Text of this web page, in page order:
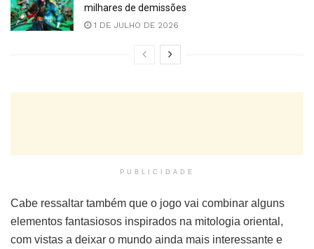
milhares de demissões
1 DE JULHO DE 2026
PUBLICIDADE
Cabe ressaltar também que o jogo vai combinar alguns
elementos fantasiosos inspirados na mitologia oriental,
com vistas a deixar o mundo ainda mais interessante e